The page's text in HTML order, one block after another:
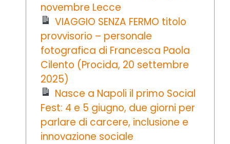
novembre Lecce
VIAGGIO SENZA FERMO titolo
provvisorio – personale
fotografica di Francesca Paola
Cilento (Procida, 20 settembre
2025)
Nasce a Napoli il primo Social
Fest: 4 e 5 giugno, due giorni per
parlare di carcere, inclusione e
innovazione sociale